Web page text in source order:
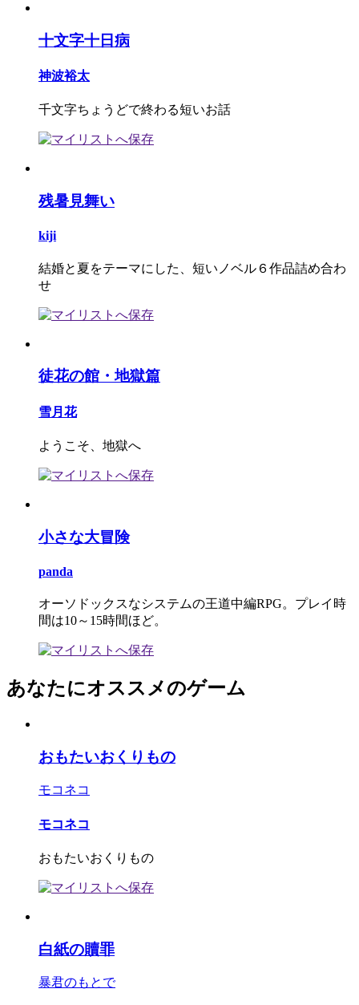
十文字十日病
神波裕太
千文字ちょうどで終わる短いお話
残暑見舞い
kiji
結婚と夏をテーマにした、短いノベル６作品詰め合わ
せ
徒花の館・地獄篇
雪月花
ようこそ、地獄へ
小さな大冒険
panda
オーソドックスなシステムの王道中編RPG。プレイ時
間は10～15時間ほど。
あなたにオススメのゲーム
おもたいおくりもの
モコネコ
モコネコ
おもたいおくりもの
白紙の贖罪
暴君のもとで